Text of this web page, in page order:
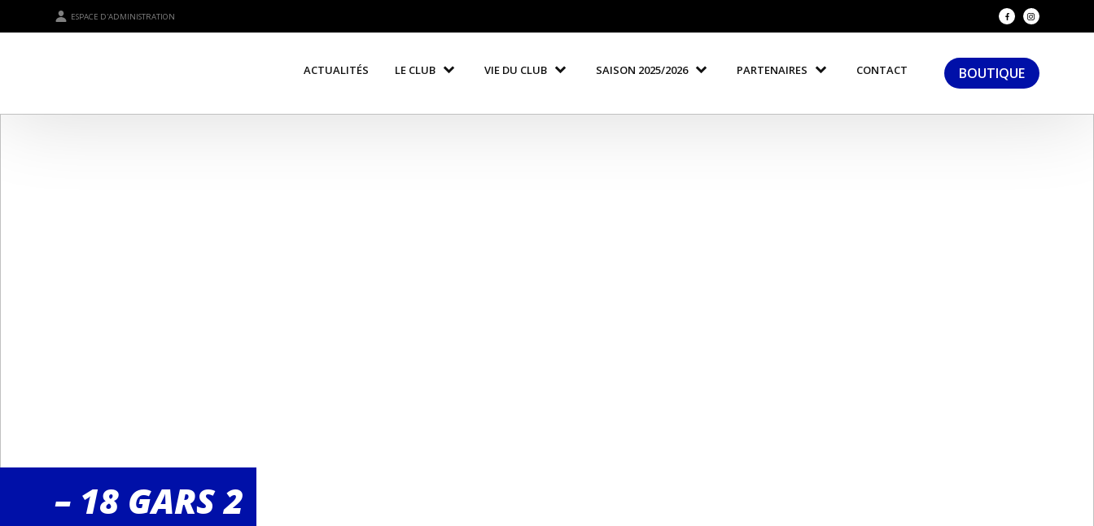
ESPACE D'ADMINISTRATION
ACTUALITÉS LE CLUB VIE DU CLUB SAISON 2025/2026 PARTENAIRES CONTACT BOUTIQUE
– 18 GARS 2